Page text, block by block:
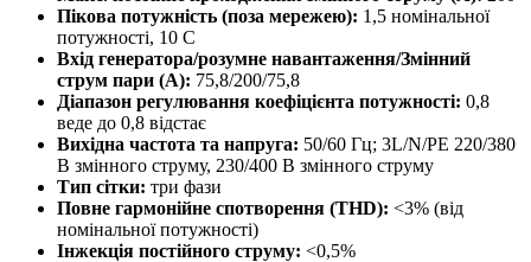
Пікова потужність (поза мережею): 1,5 номінальної
потужності, 10 С
Вхід генератора/розумне навантаження/Змінний
струм пари (A): 75,8/200/75,8
Діапазон регулювання коефіцієнта потужності: 0,8
веде до 0,8 відстає
Вихідна частота та напруга: 50/60 Гц; 3L/N/PE 220/380
В змінного струму, 230/400 В змінного струму
Тип сітки: три фази
Повне гармонійне спотворення (THD): <3% (від
номінальної потужності)
Інжекція постійного струму: <0,5%